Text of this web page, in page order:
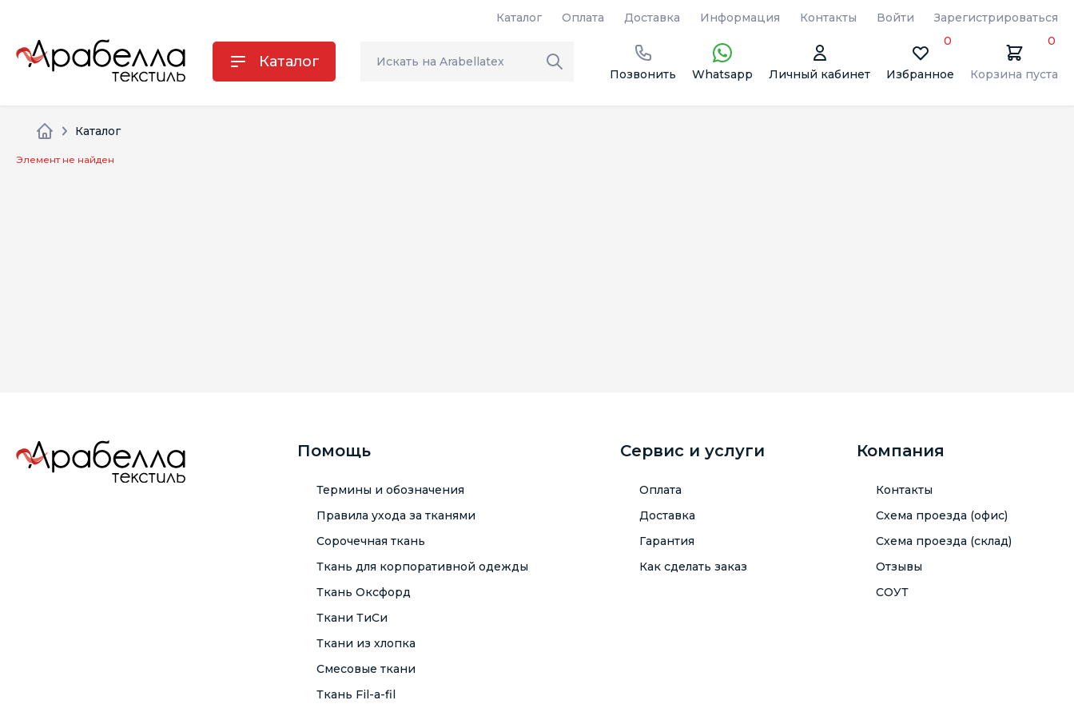
Каталог Оплата Доставка Информация Контакты Войти Зарегистрироваться
Каталог
Позвонить Whatsapp Личный кабинет Избранное
0
Корзина пуста
0
Каталог
Элемент не найден
Помощь
Термины и обозначения
Правила ухода за тканями
Сорочечная ткань
Ткань для корпоративной одежды
Ткань Оксфорд
Ткани ТиСи
Ткани из хлопка
Смесовые ткани
Ткань Fil-a-fil
Сервис и услуги
Оплата
Доставка
Гарантия
Как сделать заказ
Компания
Контакты
Схема проезда (офис)
Схема проезда (склад)
Отзывы
СОУТ